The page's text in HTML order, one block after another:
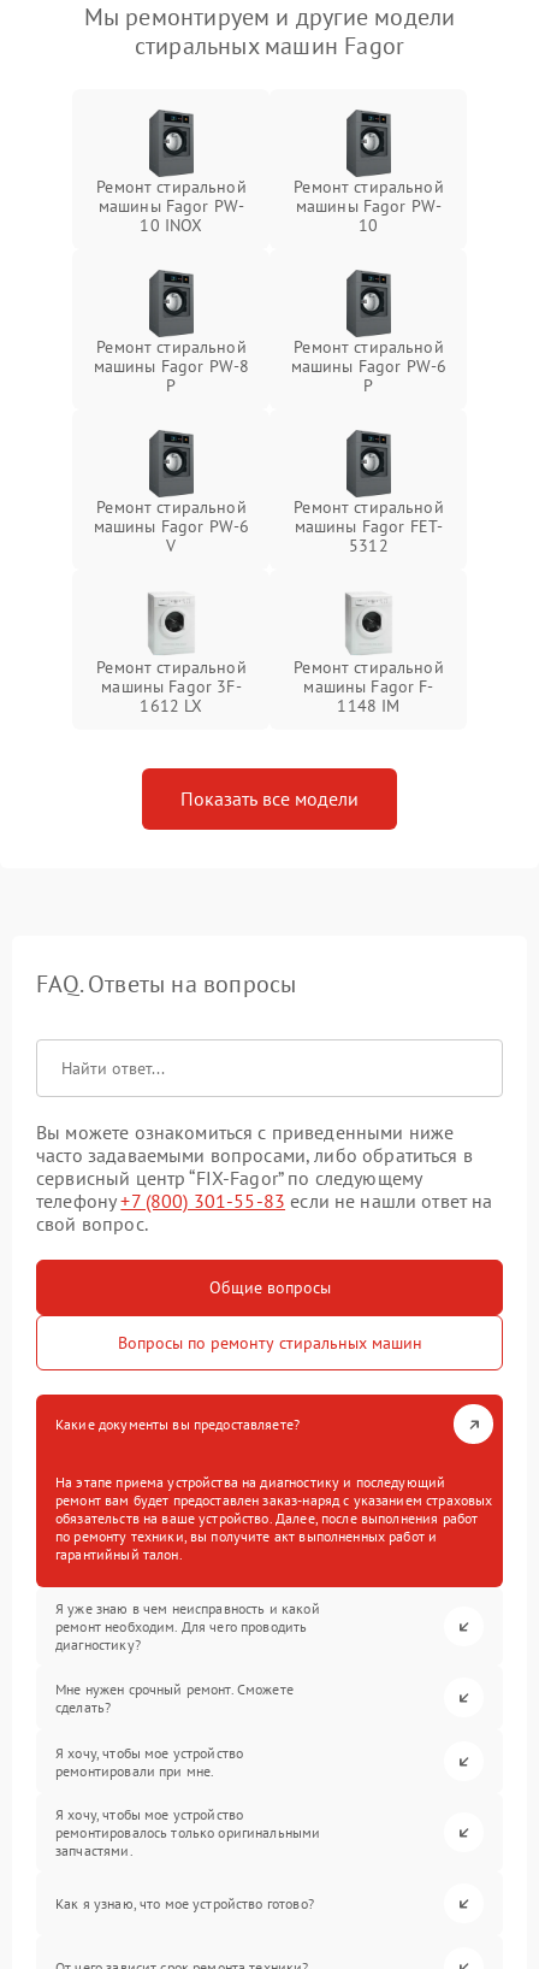
Мы ремонтируем и другие модели
стиральных машин Fagor
Ремонт стиральной
машины Fagor PW-
10 INOX
Ремонт стиральной
машины Fagor PW-
10
Ремонт стиральной
машины Fagor PW-8
P
Ремонт стиральной
машины Fagor PW-6
P
Ремонт стиральной
машины Fagor PW-6
V
Ремонт стиральной
машины Fagor FET-
5312
Ремонт стиральной
машины Fagor 3F-
1612 LX
Ремонт стиральной
машины Fagor F-
1148 IM
Показать все модели
FAQ. Ответы на вопросы
Вы можете ознакомиться с приведенными ниже
часто задаваемыми вопросами, либо обратиться в
сервисный центр “FIX-Fagor” по следующему
телефону+7 (800) 301-55-83 если не нашли ответ на
свой вопрос.
Общие вопросы
Вопросы по ремонту стиральных машин
Какие документы вы предоставляете?
На этапе приема устройства на диагностику и последующий
ремонт вам будет предоставлен заказ-наряд с указанием страховых
обязательств на ваше устройство. Далее, после выполнения работ
по ремонту техники, вы получите акт выполненных работ и
гарантийный талон.
Я уже знаю в чем неисправность и какой
ремонт необходим. Для чего проводить
диагностику?
Мне нужен срочный ремонт. Сможете
сделать?
Я хочу, чтобы мое устройство
ремонтировали при мне.
Я хочу, чтобы мое устройство
ремонтировалось только оригинальными
запчастями.
Как я узнаю, что мое устройство готово?